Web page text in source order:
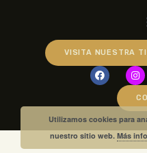
VISITA NUESTRA
Utilizamos cookies para
nuestro sitio web.Más